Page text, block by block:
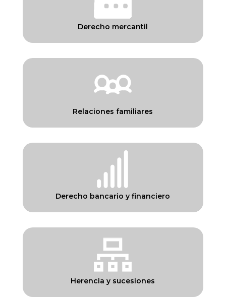
Derecho mercantil
Relaciones familiares
Derecho bancario y financiero
Herencia y sucesiones